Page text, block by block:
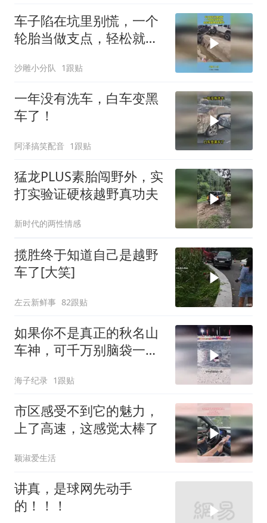
车子陷在坑里别慌，一个
轮胎当做支点，轻松就能
沙雕小分队 1跟贴
一年没有洗车，白车变黑
车了！
阿泽搞笑配音 1跟贴
猛龙PLUS素胎闯野外，实
打实验证硬核越野真功夫
新时代的两性情感
揽胜终于知道自己是越野
车了[大笑]
左云新鲜事 82跟贴
如果你不是真正的秋名山
车神，可千万别脑袋一
海子纪录 1跟贴
市区感受不到它的魅力，
上了高速，这感觉太棒了
颖淑爱生活
讲真，是球网先动手
的！！！